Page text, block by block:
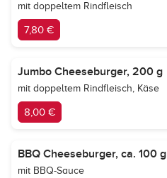
mit doppeltem Rindfleisch
7,80 €
Jumbo Cheeseburger, 200 g
mit doppeltem Rindfleisch, Käse
8,00 €
BBQ Cheeseburger, ca. 100 g
mit BBQ-Sauce